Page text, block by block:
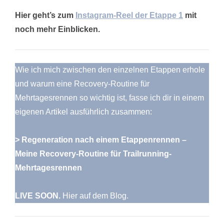
Hier geht’s zum Instagram-Reel der Etappe 1 mit
noch mehr Einblicken.
Wie ich mich zwischen den einzelnen Etappen erhole
und warum eine Recovery-Routine für
Mehrtagesrennen so wichtig ist, fasse ich dir in einem
eigenen Artikel ausführlich zusammen:
> Regeneration nach einem Etappenrennen –
Meine Recovery-Routine für Trailrunning-
Mehrtagesrennen
LIVE SOON. Hier auf dem Blog.